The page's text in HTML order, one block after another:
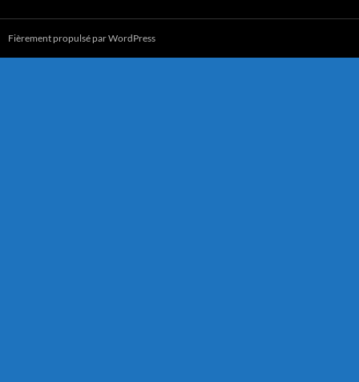
Fièrement propulsé par WordPress